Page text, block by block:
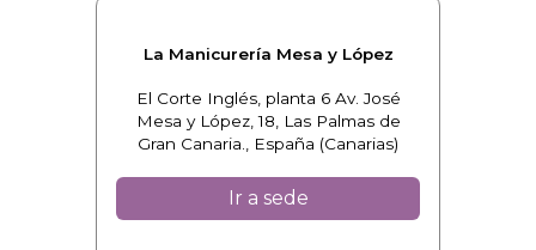
La Manicurería Mesa y López
El Corte Inglés, planta 6 Av. José
Mesa y López, 18, Las Palmas de
Gran Canaria., España (Canarias)
Ir a sede